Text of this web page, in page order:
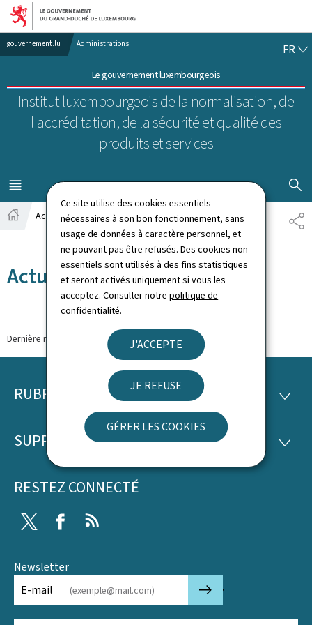
Ce site utilise des cookies essentiels
nécessaires à son bon fonctionnement, sans
usage de données à caractère personnel, et
ne pouvant pas être refusés. Des cookies non
essentiels sont utilisés à des fins statistiques
et seront activés uniquement si vous les
acceptez. Consulter notrepolitique de
confidentialité.
J'ACCEPTE
JE REFUSE
GÉRER LES COOKIES
Aller au menu principal
Aller au contenu
gouvernement.lu Administrations
Le gouvernement luxembourgeois
Institut luxembourgeois de la normalisation, de
l'accréditation, de la sécurité et qualité des
produits et services
FR
MENU
PRINCIPAL
Actualités
Actualités
Dernière modification le 30.03.2026
Pied
page
RUBRIQUES
SUPPORT
RESTEZ CONNECTÉ
Twitter Facebook
Newsletter
E-mail
🡒